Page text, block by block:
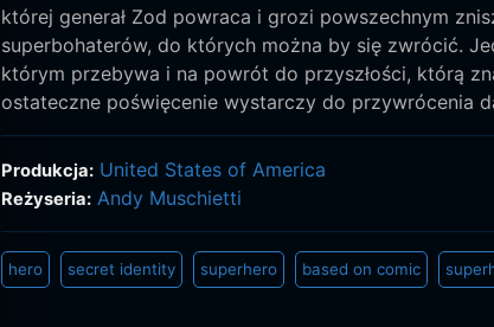
której generał Zod powraca i grozi powszechnym
superbohaterów, do których można by się zwrócić.
którym przebywa i na powrót do przyszłości, którą
ostateczne poświęcenie wystarczy do przywrócenia
Produkcja: United States of America
Reżyseria: Andy Muschietti
hero secret identity superhero based on comic